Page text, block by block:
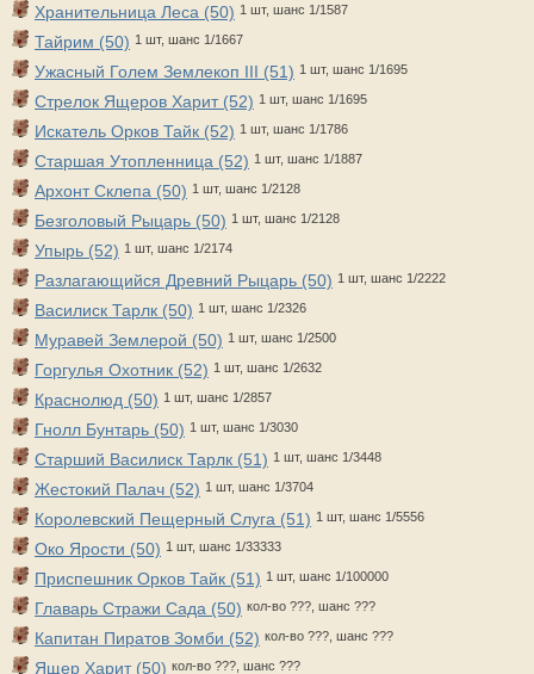
Хранительница Леса (50) 1 шт, шанс 1/1587
Тайрим (50) 1 шт, шанс 1/1667
Ужасный Голем Землекоп III (51) 1 шт, шанс 1/1695
Стрелок Ящеров Харит (52) 1 шт, шанс 1/1695
Искатель Орков Тайк (52) 1 шт, шанс 1/1786
Старшая Утопленница (52) 1 шт, шанс 1/1887
Архонт Склепа (50) 1 шт, шанс 1/2128
Безголовый Рыцарь (50) 1 шт, шанс 1/2128
Упырь (52) 1 шт, шанс 1/2174
Разлагающийся Древний Рыцарь (50) 1 шт, шанс 1/2222
Василиск Тарлк (50) 1 шт, шанс 1/2326
Муравей Землерой (50) 1 шт, шанс 1/2500
Горгулья Охотник (52) 1 шт, шанс 1/2632
Краснолюд (50) 1 шт, шанс 1/2857
Гнолл Бунтарь (50) 1 шт, шанс 1/3030
Старший Василиск Тарлк (51) 1 шт, шанс 1/3448
Жестокий Палач (52) 1 шт, шанс 1/3704
Королевский Пещерный Слуга (51) 1 шт, шанс 1/5556
Око Ярости (50) 1 шт, шанс 1/33333
Приспешник Орков Тайк (51) 1 шт, шанс 1/100000
Главарь Стражи Сада (50) кол-во ???, шанс ???
Капитан Пиратов Зомби (52) кол-во ???, шанс ???
Ящер Харит (50) кол-во ???, шанс ???